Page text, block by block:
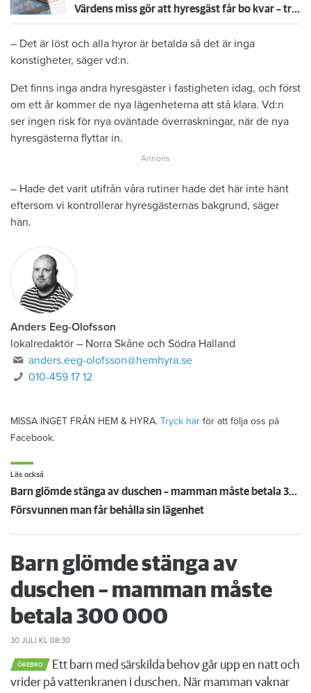
Värdens miss gör att hyresgäst får bo kvar – trots 13 sena hyror
– Det är löst och alla hyror är betalda så det är inga
konstigheter, säger vd:n.
Det finns inga andra hyresgäster i fastigheten idag, och först
om ett år kommer de nya lägenheterna att stå klara. Vd:n
ser ingen risk för nya oväntade överraskningar, när de nya
hyresgästerna flyttar in.
– Hade det varit utifrån våra rutiner hade det här inte hänt
eftersom vi kontrollerar hyresgästernas bakgrund, säger
han.
Anders Eeg-Olofsson
lokalredaktör – Norra Skåne och Södra Halland
anders.eeg-olofsson@hemhyra.se
010-459 17 12
MISSA INGET FRÅN HEM & HYRA. Tryck här för att följa oss på
Facebook.
Läs också
Barn glömde stänga av duschen – mamman måste betala 300 000
Försvunnen man får behålla sin lägenhet
Barn glömde stänga av
duschen – mamman måste
betala 300 000
30 JULI KL 08:30
ÖREBRO
Ett barn med särskilda behov går upp en natt och
vrider på vattenkranen i duschen. När mamman vaknar